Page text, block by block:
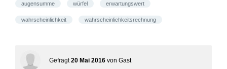
augensumme würfel erwartungswert
wahrscheinlichkeit wahrscheinlichkeitsrechnung
Gefragt 20 Mai 2016 von Gast